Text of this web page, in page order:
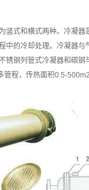
式和横式两种。冷凝
中的冷却处理。冷凝器
锈钢列管式冷凝器和碳
程，传热面积0.5-